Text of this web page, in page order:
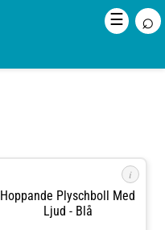
☰ ⌕
i
Hoppande Plyschboll Med
Ljud - Blå